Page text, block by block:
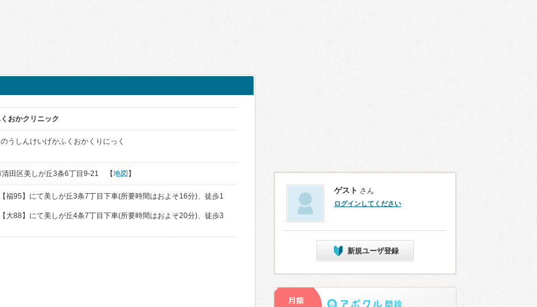
おかクリニック
うしんけいげかふくおかくりにっく
田区美しが丘3条6丁目9-21 【地図 】
福95】にて美しが丘3条7丁目下車(所要時間はおよそ16分)、徒歩1
大88】にて美しが丘4条7丁目下車(所要時間はおよそ20分)、徒歩3
ゲスト さん
ログインしてください
新規ユーザ登録